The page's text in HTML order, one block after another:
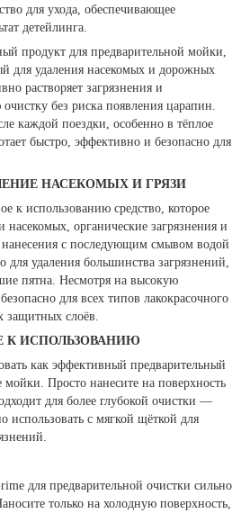
для ухода, обеспечивающее
детейлинга.
продукт для предварительной мойки,
для удаления насекомых и дорожных
растворяет загрязнения и
без риска появления царапин.
каждой поездки, особенно в тёплое
быстро, эффективно и безопасно для
НАСЕКОМЫХ И ГРЯЗИ
к использованию средство, которое
насекомых, органические загрязнения и
с последующим смывом водой
для удаления большинства загрязнений,
пятна. Несмотря на высокую
для всех типов лакокрасочного
защитных слоёв.
ИСПОЛЬЗОВАНИЮ
как эффективный предварительный
мойки. Просто нанесите на поверхность
для более глубокой очистки —
использовать с мягкой щёткой для
для предварительной очистки сильно
только на холодную поверхность,